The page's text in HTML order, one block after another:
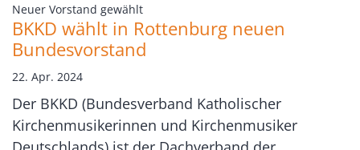
Neuer Vorstand gewählt:
BKKD wählt in Rottenburg neuen
Bundesvorstand
22. Apr. 2024
Der BKKD (Bundesverband Katholischer
Kirchenmusikerinnen und Kirchenmusiker